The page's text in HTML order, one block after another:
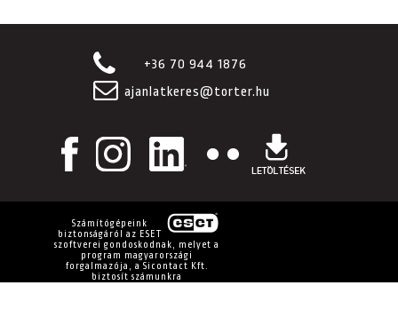
+36 70 944 1876
ajanlatkeres@torter.hu
Számítógépeink
biztonságáról az ESET
szoftverei gondoskodnak, melyet a
program magyarországi
forgalmazója, a Sicontact Kft.
biztosít számunkra